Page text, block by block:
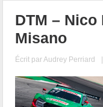
DTM –
Misano
Écrit parAudrey Perriard |